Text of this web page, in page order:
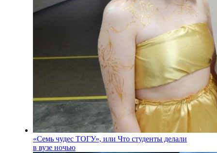
«Семь чудес ТОГУ», или Что студенты делали
в вузе ночью